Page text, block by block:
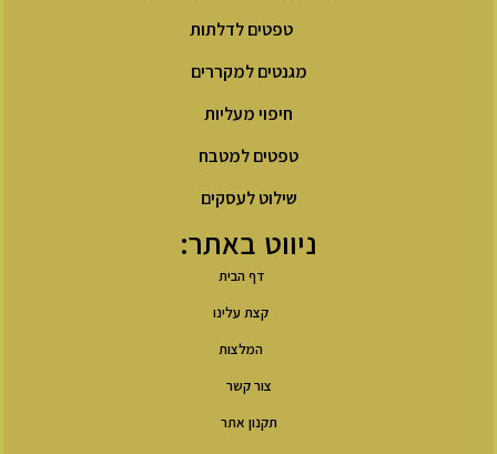
טפטים לדלתות
מגנטים למקררים
חיפוי מעליות
טפטים למטבח
שילוט לעסקים
ניווט באתר:
דף הבית
קצת עלינו
המלצות
צור קשר
תקנון אתר